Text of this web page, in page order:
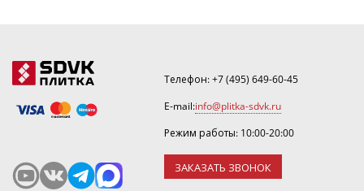
Телефон:+7 (495) 649-60-45
E-mail:info@plitka-sdvk.ru
Режим работы: 10:00-20:00
ЗАКАЗАТЬ ЗВОНОК